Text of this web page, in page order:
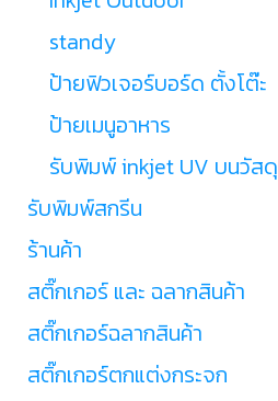
standy
ป้ายฟิวเจอร์บอร์ด ตั้งโต๊ะ
ป้ายเมนูอาหาร
รับพิมพ์ inkjet UV บนวัสดุ
รับพิมพ์สกรีน
ร้านค้า
สติ๊กเกอร์ และ ฉลากสินค้า
สติ๊กเกอร์ฉลากสินค้า
สติ๊กเกอร์ตกแต่งกระจก